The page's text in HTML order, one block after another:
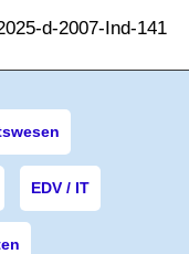
d-2007-Ind-141
EDV / IT